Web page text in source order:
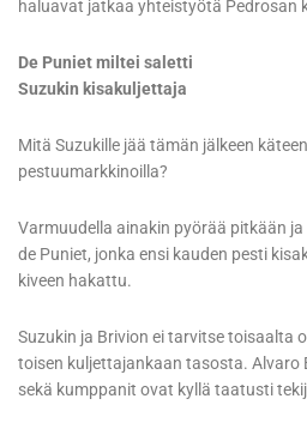
haluavat jatkaa yhteistyötä Pedrosan
De Puniet miltei saletti
Suzukin kisakuljettaja
Mitä Suzukille jää tämän jälkeen
pestuumarkkinoilla?
Varmuudella ainakin pyörää pitkään
de Puniet, jonka ensi kauden pesti
kiveen hakattu.
Suzukin ja Brivion ei tarvitse toisaalta
toisen kuljettajankaan tasosta. Alvaro
sekä kumppanit ovat kyllä taatusti